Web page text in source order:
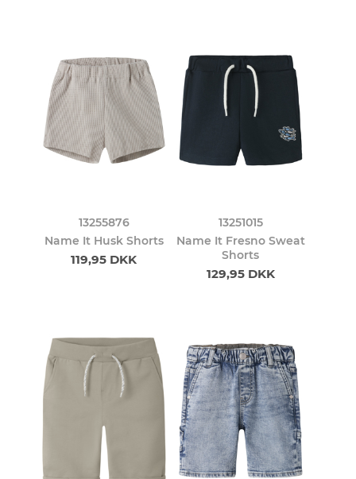
13255876
Name It Husk Shorts
119,95 DKK
13251015
Name It Fresno Sweat
Shorts
129,95 DKK